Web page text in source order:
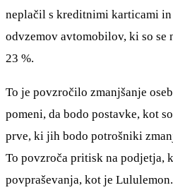
neplačil s kreditnimi karticami in
odvzemov avtomobilov, ki so se
23 %.
To je povzročilo zmanjšanje
pomeni, da bodo postavke, kot
prve, ki jih bodo potrošniki
To povzroča pritisk na podjetja,
povpraševanja, kot je Lululemon.